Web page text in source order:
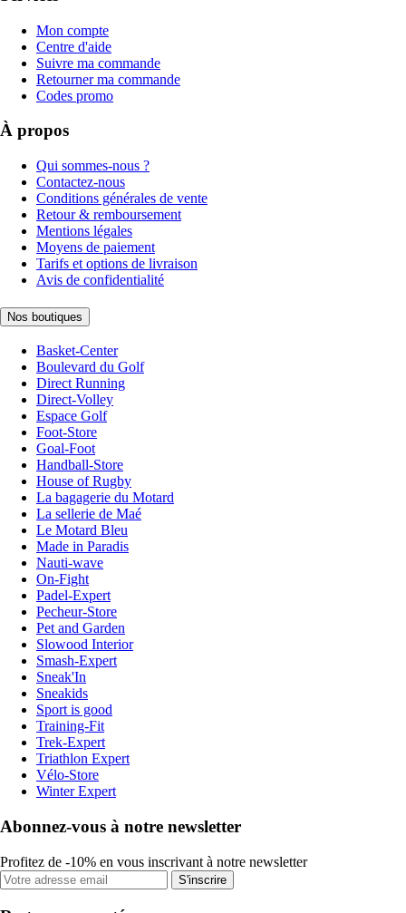
Mon compte
Centre d'aide
Suivre ma commande
Retourner ma commande
Codes promo
À propos
Qui sommes-nous ?
Contactez-nous
Conditions générales de vente
Retour & remboursement
Mentions légales
Moyens de paiement
Tarifs et options de livraison
Avis de confidentialité
Nos boutiques
Basket-Center
Boulevard du Golf
Direct Running
Direct-Volley
Espace Golf
Foot-Store
Goal-Foot
Handball-Store
House of Rugby
La bagagerie du Motard
La sellerie de Maé
Le Motard Bleu
Made in Paradis
Nauti-wave
On-Fight
Padel-Expert
Pecheur-Store
Pet and Garden
Slowood Interior
Smash-Expert
Sneak'In
Sneakids
Sport is good
Training-Fit
Trek-Expert
Triathlon Expert
Vélo-Store
Winter Expert
Abonnez-vous à notre newsletter
Profitez de -10% en vous inscrivant à notre newsletter
S'inscrire